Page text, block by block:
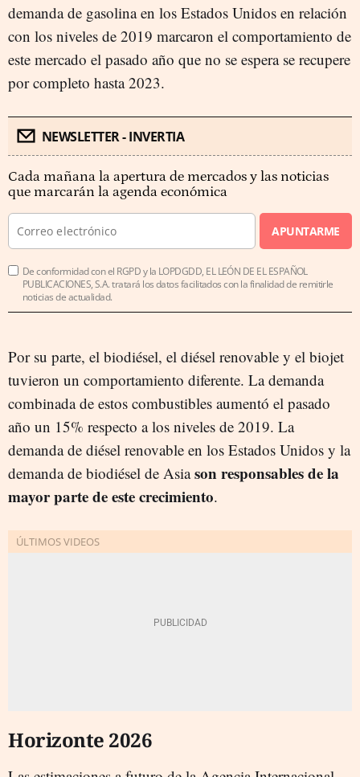
demanda de gasolina en los Estados Unidos en relación
con los niveles de 2019 marcaron el comportamiento de
este mercado el pasado año que no se espera se recupere
por completo hasta 2023.
NEWSLETTER - INVERTIA
Cada mañana la apertura de mercados y las noticias
que marcarán la agenda económica
APUNTARME
De conformidad con el RGPD y la LOPDGDD, EL LEÓN DE EL ESPAÑOL
PUBLICACIONES, S.A. tratará los datos facilitados con la finalidad de remitirle
noticias de actualidad.
Por su parte, el biodiésel, el diésel renovable y el biojet
tuvieron un comportamiento diferente. La demanda
combinada de estos combustibles aumentó el pasado
año un 15% respecto a los niveles de 2019. La
demanda de diésel renovable en los Estados Unidos y la
demanda de biodiésel de Asiason responsables de la
mayor parte de este crecimiento.
Horizonte 2026